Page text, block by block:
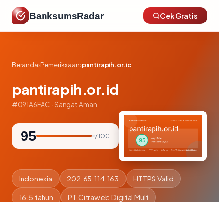
BanksumsRadar Cek Gratis
Beranda›Pemeriksaan›pantirapih.or.id
pantirapih.or.id
#091A6FAC · Sangat Aman
95 / 100
Indonesia 202.65.114.163 HTTPS Valid
16.5 tahun PT Citraweb Digital Mult